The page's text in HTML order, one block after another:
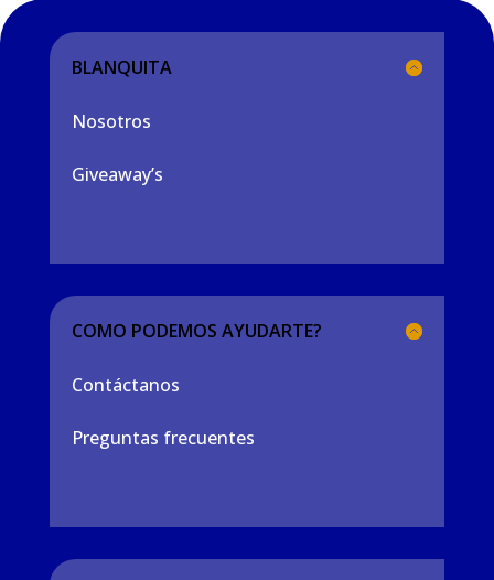
BLANQUITA
Nosotros
Giveaway’s
COMO PODEMOS AYUDARTE?
Contáctanos
Preguntas frecuentes